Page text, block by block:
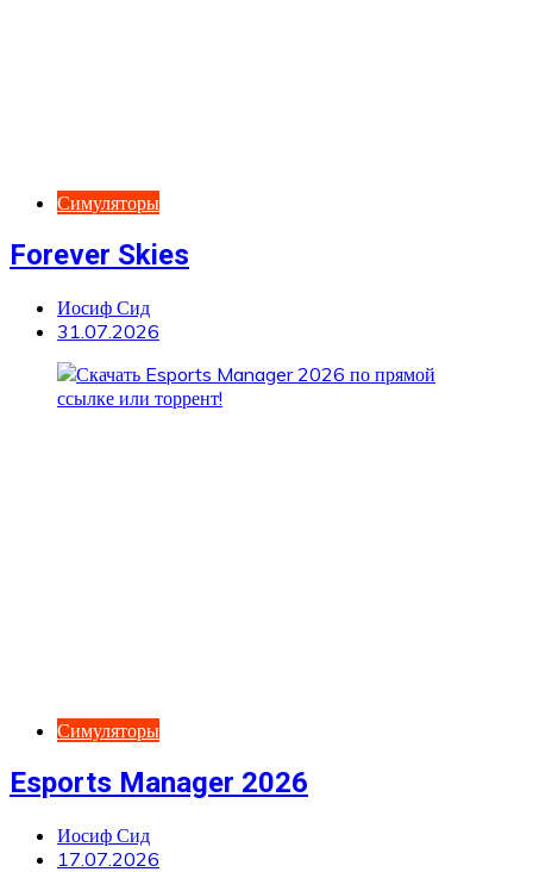
Симуляторы
Forever Skies
Иосиф Сид
31.07.2026
Симуляторы
Esports Manager 2026
Иосиф Сид
17.07.2026